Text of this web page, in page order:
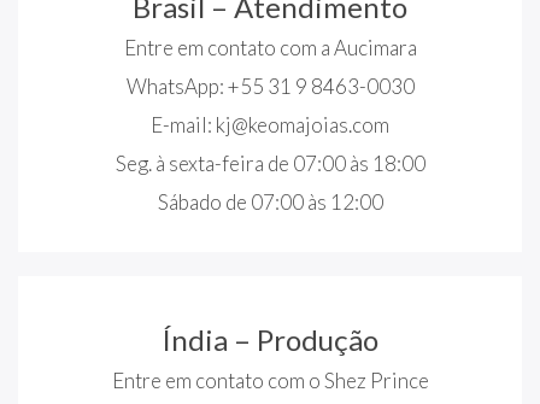
Entre em contato com a Aucimara
WhatsApp: +55 31 9 8463-0030
E-mail: kj@keomajoias.com
Seg. à sexta-feira de 07:00 às 18:00
Sábado de 07:00 às 12:00
Índia – Produção
Entre em contato com o Shez Prince